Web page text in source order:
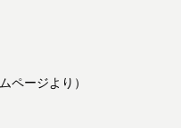
ページより）